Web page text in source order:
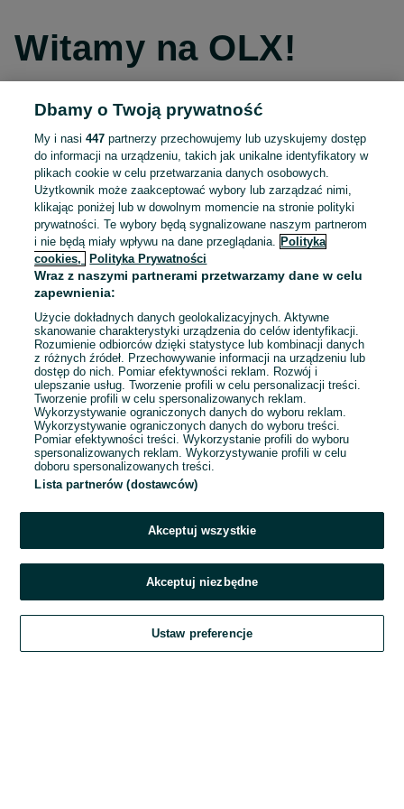
Witamy na OLX!
Kontynuuj przez Facebooka
Kontynuuj przez konto Apple
Kontynuuj przez konto Google
LUB
E-mail
Hasło
Zaloguj się
Kontynuując za pośrednictwem jednego z dostawców wskazanych powyżej,
OLX.pl w jego aktualnym brzmieniu.
Dbamy o Twoją prywatność
My i nasi447 partnerzy przechowujemy lub uzyskujemy dostęp
do informacji na urządzeniu, takich jak unikalne identyfikatory w
plikach cookie w celu przetwarzania danych osobowych.
Użytkownik może zaakceptować wybory lub zarządzać nimi,
klikając poniżej lub w dowolnym momencie na stronie polityki
prywatności. Te wybory będą sygnalizowane naszym partnerom
i nie będą miały wpływu na dane przeglądania.
Polityka
cookies,
Polityka Prywatności
Wraz z naszymi partnerami przetwarzamy dane w celu
zapewnienia:
Użycie dokładnych danych geolokalizacyjnych. Aktywne
skanowanie charakterystyki urządzenia do celów identyfikacji.
Rozumienie odbiorców dzięki statystyce lub kombinacji danych
z różnych źródeł. Przechowywanie informacji na urządzeniu lub
dostęp do nich. Pomiar efektywności reklam. Rozwój i
ulepszanie usług. Tworzenie profili w celu personalizacji treści.
Tworzenie profili w celu spersonalizowanych reklam.
Wykorzystywanie ograniczonych danych do wyboru reklam.
Wykorzystywanie ograniczonych danych do wyboru treści.
Pomiar efektywności treści. Wykorzystanie profili do wyboru
spersonalizowanych reklam. Wykorzystywanie profili w celu
doboru spersonalizowanych treści.
Lista partnerów (dostawców)
Akceptuj wszystkie
Akceptuj niezbędne
Ustaw preferencje